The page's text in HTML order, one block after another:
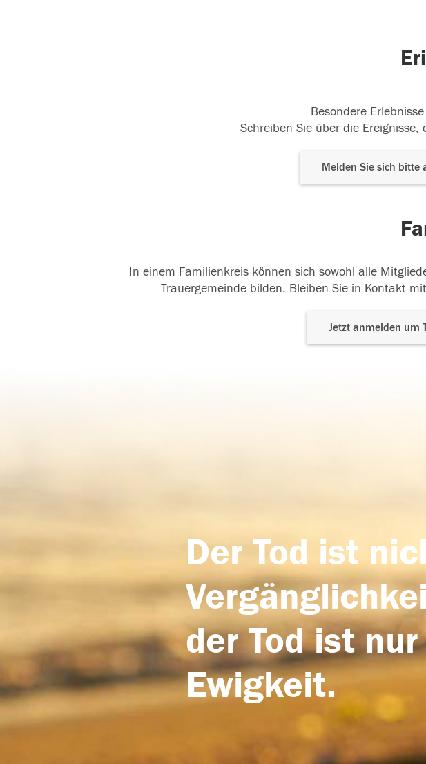
Besondere
Schreiben Sie über die
Melden Sie sich bitte
In einem Familienkreis können sich sowohl alle
Trauergemeinde bilden. Bleiben Sie in Kontakt
Jetzt anmelden um
Der Tod ist
der Tod ist
Ewigkeit.